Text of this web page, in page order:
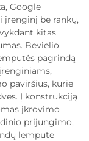
Google
įrenginį be rankų,
kitas
Bevielio
pagrindą
paviršius, kurie
Į konstrukciją
įkrovimo
prijungimo,
lemputė